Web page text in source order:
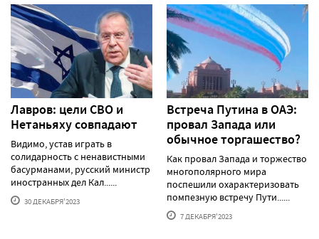
Лавров: цели СВО и
Нетаньяху совпадают
Видимо, устав играть в
солидарность с ненавистными
басурманами, русский министр
иностранных дел Кал......
30 ДЕКАБРЯ'2023
Встреча Путина в ОАЭ:
провал Запада или
обычное торгашество?
Как провал Запада и торжество
многополярного мира
поспешили охарактеризовать
помпезную встречу Пути......
7 ДЕКАБРЯ'2023